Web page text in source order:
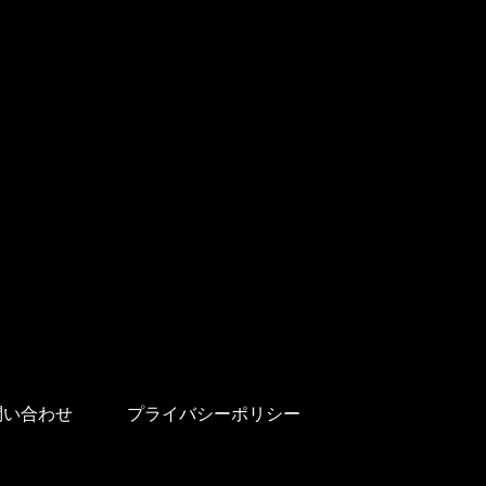
合わせ プライバシーポリシー